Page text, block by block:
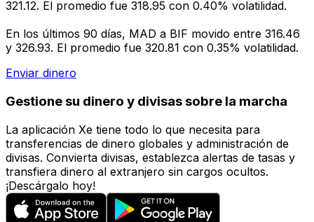
321.12. El promedio fue 318.95 con 0.40% volatilidad.
En los últimos 90 días, MAD a BIF movido entre 316.46
y 326.93. El promedio fue 320.81 con 0.35% volatilidad.
Enviar dinero
Gestione su dinero y divisas sobre la marcha
La aplicación Xe tiene todo lo que necesita para
transferencias de dinero globales y administración de
divisas. Convierta divisas, establezca alertas de tasas y
transfiera dinero al extranjero sin cargos ocultos.
¡Descárgalo hoy!